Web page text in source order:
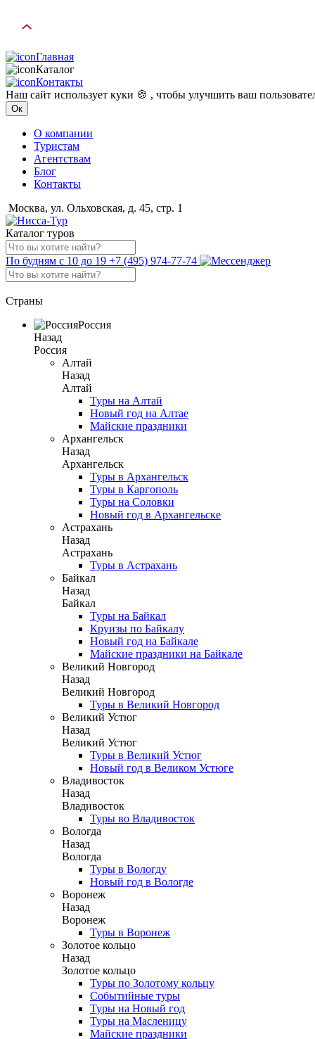
Главная
Каталог
Контакты
Наш сайт использует куки 🍪 , чтобы улучшить ваш
Ок
О компании
Туристам
Агентствам
Блог
Контакты
Москва, ул. Ольховская, д. 45, стр. 1
Каталог туров
По будням с 10 до 19 +7 (495) 974-77-74
Страны
Россия
Назад
Россия
Алтай
Назад
Алтай
Туры на Алтай
Новый год на Алтае
Майские праздники
Архангельск
Назад
Архангельск
Туры в Архангельск
Туры в Каргополь
Туры на Соловки
Новый год в Архангельске
Астрахань
Назад
Астрахань
Туры в Астрахань
Байкал
Назад
Байкал
Туры на Байкал
Круизы по Байкалу
Новый год на Байкале
Майские праздники на Байкале
Великий Новгород
Назад
Великий Новгород
Туры в Великий Новгород
Великий Устюг
Назад
Великий Устюг
Туры в Великий Устюг
Новый год в Великом Устюге
Владивосток
Назад
Владивосток
Туры во Владивосток
Вологда
Назад
Вологда
Туры в Вологду
Новый год в Вологде
Воронеж
Назад
Воронеж
Туры в Воронеж
Золотое кольцо
Назад
Золотое кольцо
Туры по Золотому кольцу
Событийные туры
Туры на Новый год
Туры на Масленицу
Майские праздники